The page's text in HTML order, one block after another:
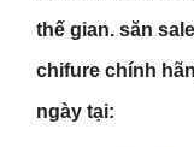
thế gian. ️săn
chifure chính
ngày tại: